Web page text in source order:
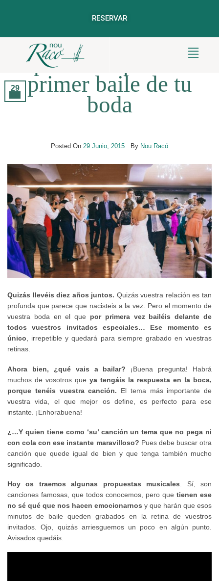
RESERVAR
Diez canciones
perfectas para el
primer baile de tu
boda
Posted On 29 Junio, 2015 By Nou Racó
29
Quizás llevéis diez años juntos. Quizás vuestra relación es tan
profunda que parece que nacisteis a la vez. Pero el momento de
vuestra boda en el que por primera vez bailéis delante de
todos vuestros invitados especiales… Ese momento es
único, irrepetible y quedará para siempre grabado en vuestras
retinas.
Ahora bien, ¿qué vais a bailar? ¡Buena pregunta! Habrá
muchos de vosotros que ya tengáis la respuesta en la boca,
porque tenéis vuestra canción. El tema más importante de
vuestra vida, el que mejor os define, es perfecto para ese
instante. ¡Enhorabuena!
¿…Y quien tiene como ‘su’ canción un tema que no pega ni
con cola con ese instante maravilloso? Pues debe buscar otra
canción que quede igual de bien y que tenga también mucho
significado.
Hoy os traemos algunas propuestas musicales . Sí, son
canciones famosas, que todos conocemos, pero que tienen ese
no sé qué que nos hacen emocionarnos y que harán que esos
minutos de baile queden grabados en la retina de vuestros
invitados. Ojo, quizás arriesguemos un poco en algún punto.
Avisados quedáis.